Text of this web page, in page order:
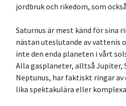
jordbruk och rikedom, som
Saturnus är mest känd för sina
nästan uteslutande av vattenis
inte den enda planeten i vårt
Alla gasplaneter, alltså Jupiter,
Neptunus, har faktiskt ringar
lika spektakulära eller